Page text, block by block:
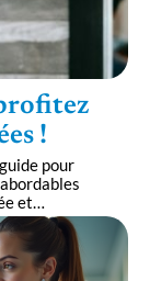
!
pour
et…